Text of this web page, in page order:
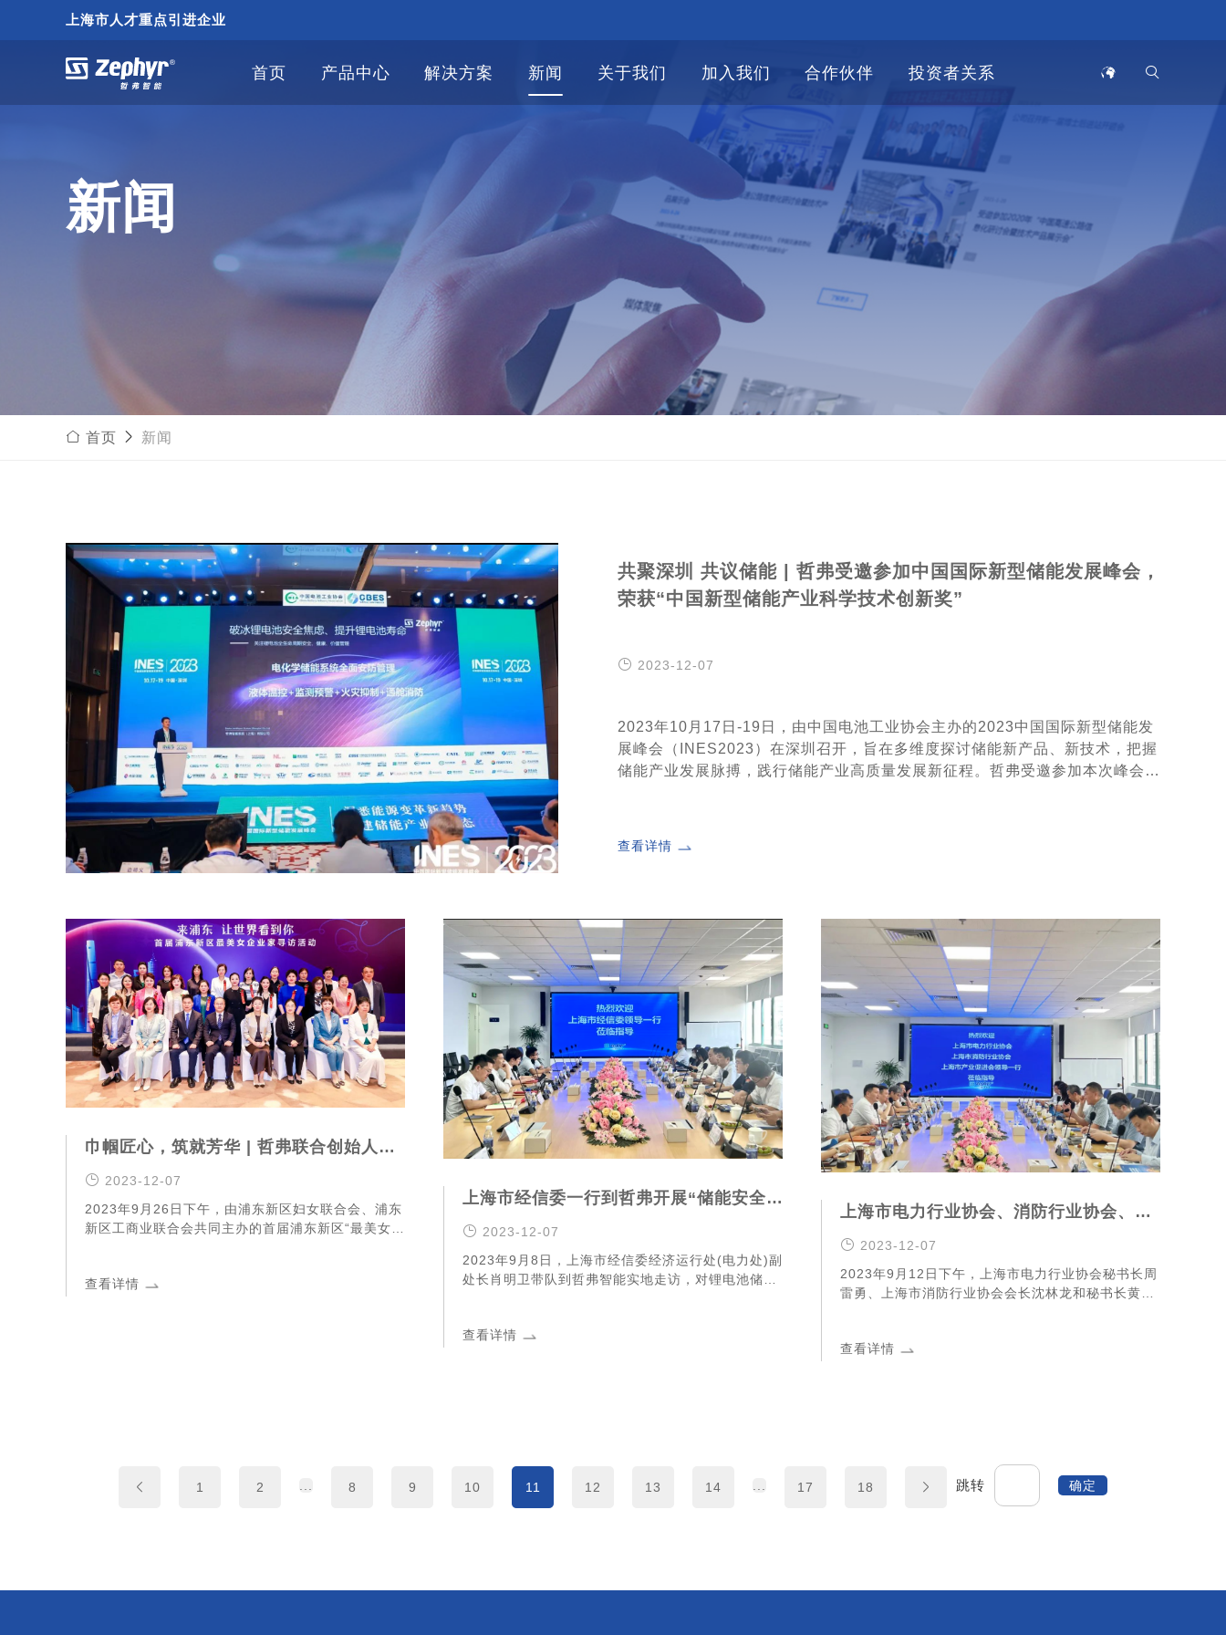
上海市人才重点引进企业
首页 产品中心 解决方案 新闻 关于我们 加入我们 合作伙伴 投资者关系
新闻
首页 新闻
共聚深圳 共议储能 | 哲弗受邀参加中国国际新型储能发展峰会，
荣获“中国新型储能产业科学技术创新奖”
2023-12-07
2023年10月17日-19日，由中国电池工业协会主办的2023中国国际新型储能发
展峰会（INES2023）在深圳召开，旨在多维度探讨储能新产品、新技术，把握
储能产业发展脉搏，践行储能产业高质量发展新征程。哲弗受邀参加本次峰会，
查看详情
巾帼匠心，筑就芳华 | 哲弗联合创始人曹佳萍 荣获首届浦东新区“最美女企业家”
2023-12-07
2023年9月26日下午，由浦东新区妇女联合会、浦东
新区工商业联合会共同主办的首届浦东新区“最美女企
泛推荐、资格审查、专家评选等程序，锂电池热安全
查看详情
上海市经信委一行到哲弗开展“储能安全”专题调研
2023-12-07
2023年9月8日，上海市经信委经济运行处(电力处)副
处长肖明卫带队到哲弗智能实地走访，对锂电池储能
查看详情
上海市电力行业协会、消防行业协会、产业促进协会一行到访哲弗智能
2023-12-07
2023年9月12日下午，上海市电力行业协会秘书长周
雷勇、上海市消防行业协会会长沈林龙和秘书长黄铁
发展，探索如何借力上海先进科技力量，助力上海新
查看详情
1 2 8 9 10 11 12 13 14 17 18 跳转 确定